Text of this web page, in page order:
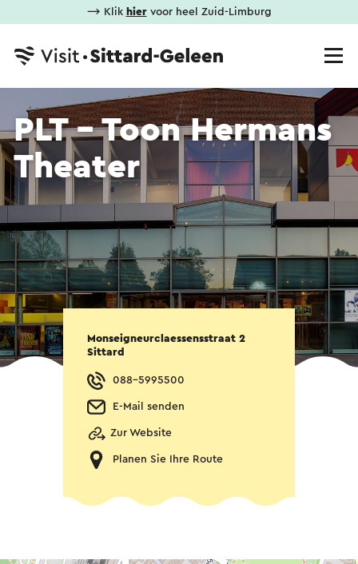
⟶ Klik hiervoor heel Zuid-Limburg
PLT - Toon Hermans
Theater
Monseigneurclaessensstraat 2
Sittard
088-5995500
E-Mail senden
Zur Website
Planen Sie Ihre Route